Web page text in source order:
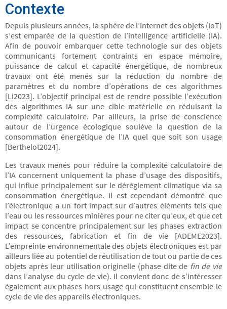
Contexte
Depuis plusieurs années, la sphère de l’Internet des objets (IoT)
s’est emparée de la question de l’intelligence artificielle (IA).
Afin de pouvoir embarquer cette technologie sur des objets
communicants fortement contraints en espace mémoire,
puissance de calcul et capacité énergétique, de nombreux
travaux ont été menés sur la réduction du nombre de
paramètres et du nombre d’opérations de ces algorithmes
[Li2023]. L’objectif principal est de rendre possible l’exécution
des algorithmes IA sur une cible matérielle en réduisant la
complexité calculatoire. Par ailleurs, la prise de conscience
autour de l’urgence écologique soulève la question de la
consommation énergétique de l’IA quel que soit son usage
[Berthelot2024].
Les travaux menés pour réduire la complexité calculatoire de
l’IA concernent uniquement la phase d’usage des dispositifs,
qui influe principalement sur le dérèglement climatique via sa
consommation énergétique. Il est cependant démontré que
l’électronique a un fort impact sur d’autres éléments tels que
l’eau ou les ressources minières pour ne citer qu’eux, et que cet
impact se concentre principalement sur les phases extraction
des ressources, fabrication et fin de vie [ADEME2023].
L’empreinte environnementale des objets électroniques est par
ailleurs liée au potentiel de réutilisation de tout ou partie de ces
objets après leur utilisation originelle (phase dite de fin de vie
dans l’analyse du cycle de vie). Il convient donc de s’intéresser
également aux phases hors usage qui constituent ensemble le
cycle de vie des appareils électroniques.